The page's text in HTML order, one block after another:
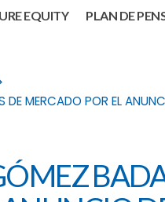
EQUITY PLAN DE
MERCADO POR EL